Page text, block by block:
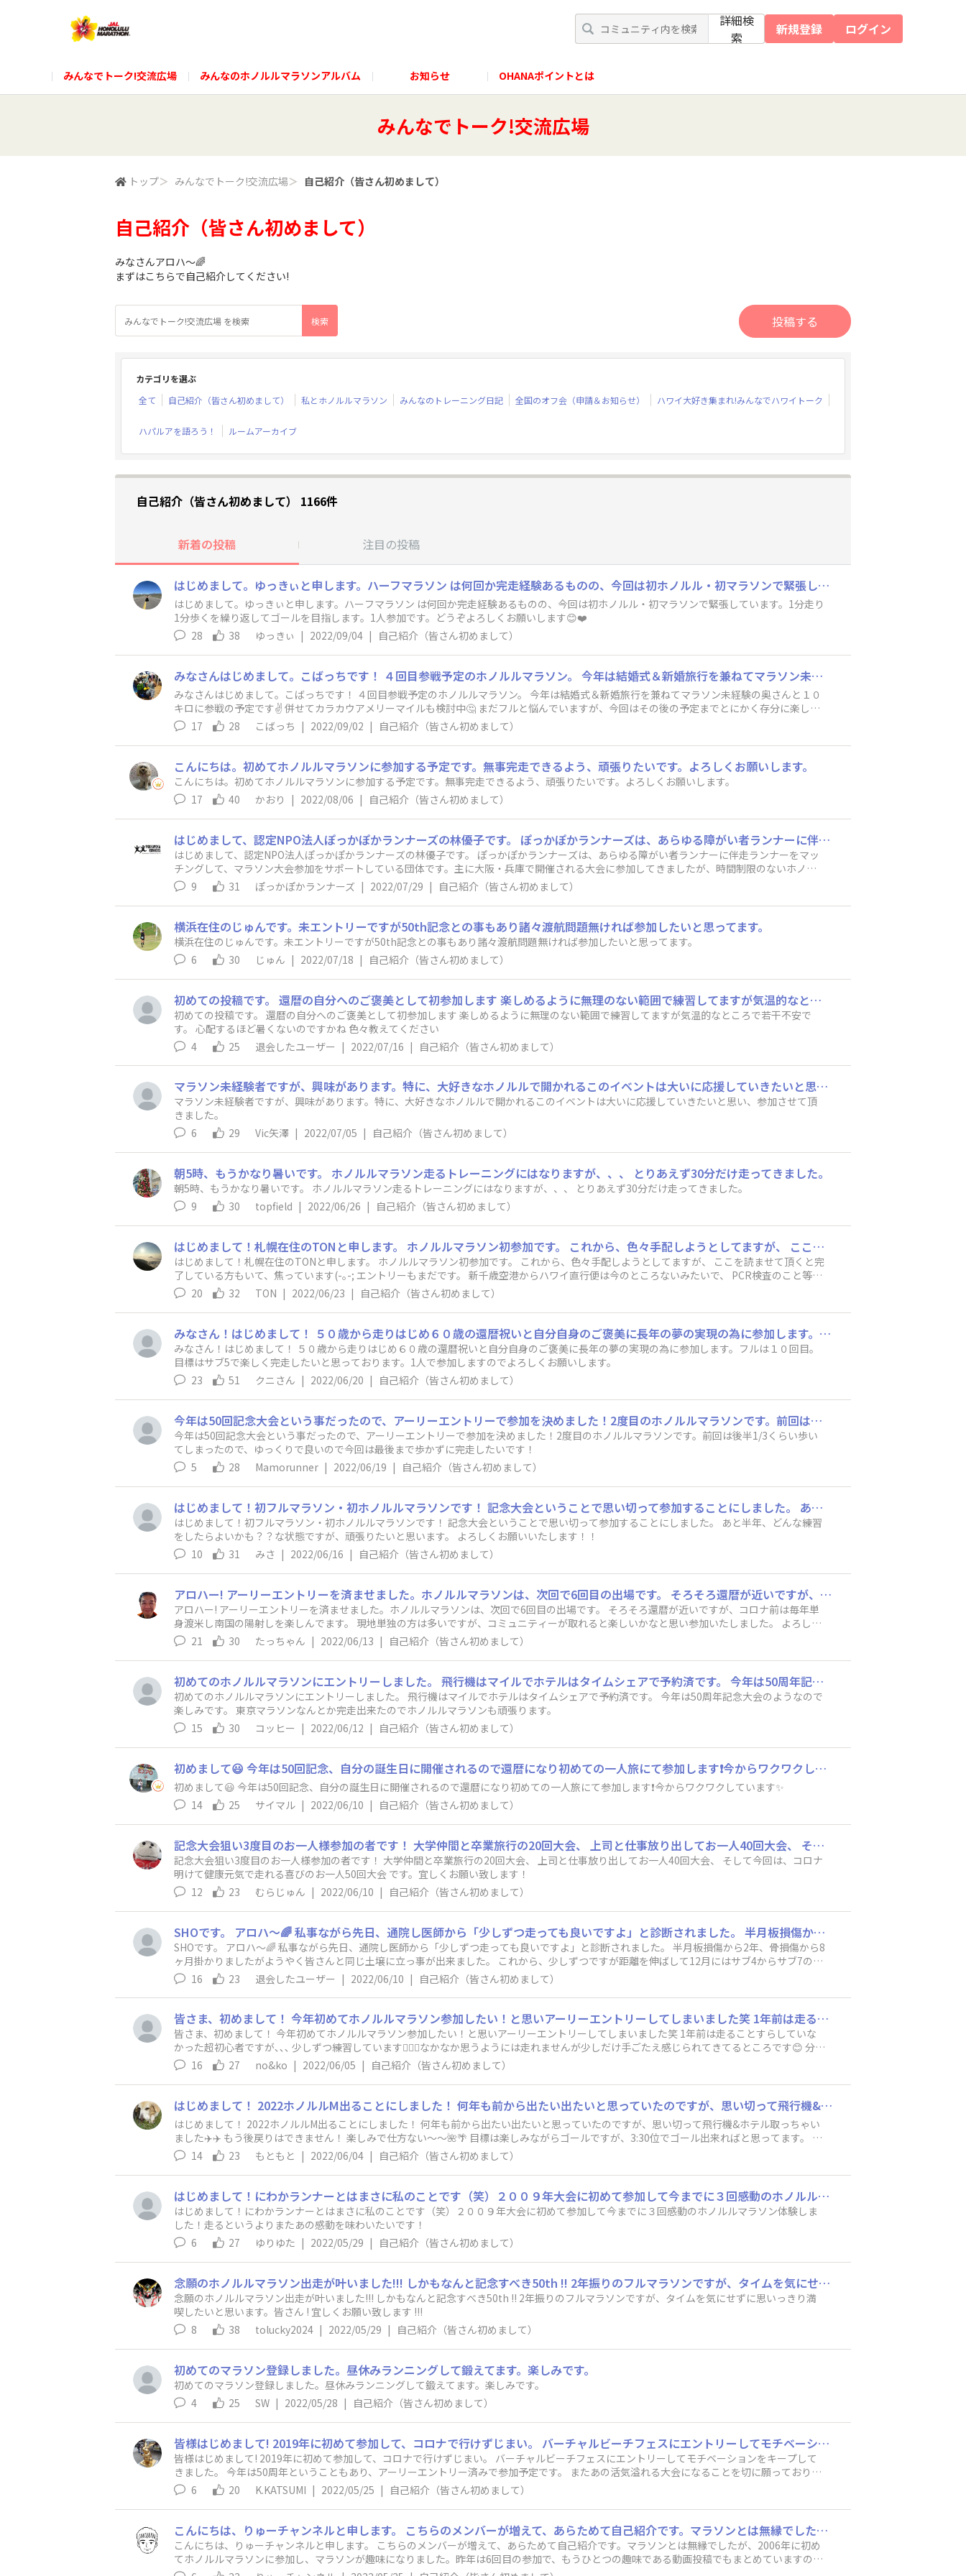
詳細検
索
新規登録 ログイン
みんなでトーク!交流広場 みんなのホノルルマラソンアルバム お知らせ OHANAポイントとは
みんなでトーク!交流広場
トップ＞ みんなでトーク!交流広場＞ 自己紹介（皆さん初めまして）
自己紹介（皆さん初めまして）
みなさんアロハ～🌈
まずはこちらで自己紹介してください!
投稿する
カテゴリを選ぶ
全て
自己紹介（皆さん初めまして） 私とホノルルマラソン みんなのトレーニング日記 全国のオフ会（申請＆お知らせ） ハワイ大好き集まれ!みんなでハワイトーク
ハパルアを語ろう！ ルームアーカイブ
自己紹介（皆さん初めまして） 1166件
新着の投稿 注目の投稿
はじめまして。ゆっきぃと申します。ハーフマラソン は何回か完走経験あるものの、今回は初ホノルル・初マラソンで緊張しています。1分走り1分歩くを繰り返してゴールを目指します。1人参加です。どうぞよろしくお願いします😊❤️
はじめまして。ゆっきぃと申します。ハーフマラソン は何回か完走経験あるものの、今回は初ホノルル・初マラソンで緊張しています。1分走り
1分歩くを繰り返してゴールを目指します。1人参加です。どうぞよろしくお願いします😊❤️
28
38 ゆっきぃ | 2022/09/04 | 自己紹介（皆さん初めまして）
みなさんはじめまして。こばっちです！ ４回目参戦予定のホノルルマラソン。 今年は結婚式＆新婚旅行を兼ねてマラソン未経験の奥さんと１０キロに参戦の予定です✌️ 併せてカラカウアメリーマイルも検討中🤔 まだフルと悩んでいますが、今回はその後の予定までとにかく存分に楽しむために！と思っています。 制限も緩和されてきており、実感が湧いてワクワクしてきました。 こちらにも気まぐれに投稿しようと思います？😅 よろしくお願いします。
みなさんはじめまして。こばっちです！ ４回目参戦予定のホノルルマラソン。 今年は結婚式＆新婚旅行を兼ねてマラソン未経験の奥さんと１０
キロに参戦の予定です✌️ 併せてカラカウアメリーマイルも検討中🤔 まだフルと悩んでいますが、今回はその後の予定までとにかく存分に楽しむ
ために！と思っています。 制限も緩和されてきており、実感が湧いてワクワクしてきました。 こちらにも気まぐれに投稿しようと思います？😅
よろしくお願いします。
17 28 こばっち | 2022/09/02 | 自己紹介（皆さん初めまして）
こんにちは。初めてホノルルマラソンに参加する予定です。無事完走できるよう、頑張りたいです。よろしくお願いします。
こんにちは。初めてホノルルマラソンに参加する予定です。無事完走できるよう、頑張りたいです。よろしくお願いします。
17
40 かおり | 2022/08/06 | 自己紹介（皆さん初めまして）
はじめまして、認定NPO法人ぽっかぽかランナーズの林優子です。 ぽっかぽかランナーズは、あらゆる障がい者ランナーに伴走ランナーをマッチングして、マラソン大会参加をサポートしている団体です。主に大阪・兵庫で開催される大会に参加してきましたが、時間制限のないホノルルマラソンへ参加したいと思い、プロジェクトを立ち上げました。ホノルルマラソンへのあれこれを教えていただけたらと思い、こちらに登録しました。 よろしくお願いたします。
はじめまして、認定NPO法人ぽっかぽかランナーズの林優子です。 ぽっかぽかランナーズは、あらゆる障がい者ランナーに伴走ランナーをマッ
チングして、マラソン大会参加をサポートしている団体です。主に大阪・兵庫で開催される大会に参加してきましたが、時間制限のないホノル
ルマラソンへ参加したいと思い、プロジェクトを立ち上げました。ホノルルマラソンへのあれこれを教えていただけたらと思い、こちらに登録
しました。 よろしくお願いたします。
9 31 ぽっかぽかランナーズ | 2022/07/29 | 自己紹介（皆さん初めまして）
横浜在住のじゅんです。未エントリーですが50th記念との事もあり諸々渡航問題無ければ参加したいと思ってます。
横浜在住のじゅんです。未エントリーですが50th記念との事もあり諸々渡航問題無ければ参加したいと思ってます。
6
30 じゅん | 2022/07/18 | 自己紹介（皆さん初めまして）
初めての投稿です。 還暦の自分へのご褒美として初参加します 楽しめるように無理のない範囲で練習してますが気温的なところで若干不安です。 心配するほど暑くないのですかね 色々教えてください
初めての投稿です。 還暦の自分へのご褒美として初参加します 楽しめるように無理のない範囲で練習してますが気温的なところで若干不安で
す。 心配するほど暑くないのですかね 色々教えてください
4
25 退会したユーザー | 2022/07/16 | 自己紹介（皆さん初めまして）
マラソン未経験者ですが、興味があります。特に、大好きなホノルルで開かれるこのイベントは大いに応援していきたいと思い、参加させて頂きました。
マラソン未経験者ですが、興味があります。特に、大好きなホノルルで開かれるこのイベントは大いに応援していきたいと思い、参加させて頂
きました。
6
29 Vic矢澤 | 2022/07/05 | 自己紹介（皆さん初めまして）
朝5時、もうかなり暑いです。 ホノルルマラソン走るトレーニングにはなりますが、、、 とりあえず30分だけ走ってきました。
朝5時、もうかなり暑いです。 ホノルルマラソン走るトレーニングにはなりますが、、、 とりあえず30分だけ走ってきました。
9
30 topfield | 2022/06/26 | 自己紹介（皆さん初めまして）
はじめまして！札幌在住のTONと申します。 ホノルルマラソン初参加です。 これから、色々手配しようとしてますが、 ここを読ませて頂くと完了している方もいて、焦っています(-｡-; エントリーもまだです。 新千歳空港からハワイ直行便は今のところないみたいで、 PCR検査のこと等考えると大変そう、、。 帯広の友人と2人で、行くぞ！となってますが、 2人とも海外も慣れておらず わからないことだらけですが、ワクワクしています！ 8月の北海道マラソン エントリーしていてギリギリの完走を目指してます。
はじめまして！札幌在住のTONと申します。 ホノルルマラソン初参加です。 これから、色々手配しようとしてますが、 ここを読ませて頂くと完
了している方もいて、焦っています(-｡-; エントリーもまだです。 新千歳空港からハワイ直行便は今のところないみたいで、 PCR検査のこと等考
えると大変そう、、。 帯広の友人と2人で、行くぞ！となってますが、 2人とも海外も慣れておらず わからないことだらけですが、ワクワクして
います！ 8月の北海道マラソン エントリーしていてギリギリの完走を目指してます。
20 32 TON | 2022/06/23 | 自己紹介（皆さん初めまして）
みなさん！はじめまして！ ５０歳から走りはじめ６０歳の還暦祝いと自分自身のご褒美に長年の夢の実現の為に参加します。フルは１０回目。 目標はサブ5で楽しく完走したいと思っております。1人で参加しますのでよろしくお願いします。
みなさん！はじめまして！ ５０歳から走りはじめ６０歳の還暦祝いと自分自身のご褒美に長年の夢の実現の為に参加します。フルは１０回目。
目標はサブ5で楽しく完走したいと思っております。1人で参加しますのでよろしくお願いします。
23
51 クニさん | 2022/06/20 | 自己紹介（皆さん初めまして）
今年は50回記念大会という事だったので、アーリーエントリーで参加を決めました！2度目のホノルルマラソンです。前回は後半1/3くらい歩いてしまったので、ゆっくりで良いので今回は最後まで歩かずに完走したいです！
今年は50回記念大会という事だったので、アーリーエントリーで参加を決めました！2度目のホノルルマラソンです。前回は後半1/3くらい歩い
てしまったので、ゆっくりで良いので今回は最後まで歩かずに完走したいです！
5
28 Mamorunner | 2022/06/19 | 自己紹介（皆さん初めまして）
はじめまして！初フルマラソン・初ホノルルマラソンです！ 記念大会ということで思い切って参加することにしました。 あと半年、どんな練習をしたらよいかも？？な状態ですが、頑張りたいと思います。 よろしくお願いいたします！！
はじめまして！初フルマラソン・初ホノルルマラソンです！ 記念大会ということで思い切って参加することにしました。 あと半年、どんな練習
をしたらよいかも？？な状態ですが、頑張りたいと思います。 よろしくお願いいたします！！
10
31 みさ | 2022/06/16 | 自己紹介（皆さん初めまして）
アロハー! アーリーエントリーを済ませました。ホノルルマラソンは、次回で6回目の出場です。 そろそろ還暦が近いですが、コロナ前は毎年単身渡米し南国の陽射しを楽しんでます。 現地単独の方は多いですが、コミュニティーが取れると楽しいかなと思い参加いたしました。 よろしくおねがいします。
アロハー! アーリーエントリーを済ませました。ホノルルマラソンは、次回で6回目の出場です。 そろそろ還暦が近いですが、コロナ前は毎年単
身渡米し南国の陽射しを楽しんでます。 現地単独の方は多いですが、コミュニティーが取れると楽しいかなと思い参加いたしました。 よろしく
おねがいします。
21 30 たっちゃん | 2022/06/13 | 自己紹介（皆さん初めまして）
初めてのホノルルマラソンにエントリーしました。 飛行機はマイルでホテルはタイムシェアで予約済です。 今年は50周年記念大会のようなので楽しみです。 東京マラソンなんとか完走出来たのでホノルルマラソンも頑張ります。
初めてのホノルルマラソンにエントリーしました。 飛行機はマイルでホテルはタイムシェアで予約済です。 今年は50周年記念大会のようなので
楽しみです。 東京マラソンなんとか完走出来たのでホノルルマラソンも頑張ります。
15
30 コッヒー | 2022/06/12 | 自己紹介（皆さん初めまして）
初めまして😃 今年は50回記念、自分の誕生日に開催されるので還暦になり初めての一人旅にて参加します❗今からワクワクしています✨
初めまして😃 今年は50回記念、自分の誕生日に開催されるので還暦になり初めての一人旅にて参加します❗今からワクワクしています✨
14
25 サイマル | 2022/06/10 | 自己紹介（皆さん初めまして）
記念大会狙い3度目のお一人様参加の者です！ 大学仲間と卒業旅行の20回大会、 上司と仕事放り出してお一人40回大会、 そして今回は、コロナ明けて健康元気で走れる喜びのお一人50回大会 です。宜しくお願い致します！
記念大会狙い3度目のお一人様参加の者です！ 大学仲間と卒業旅行の20回大会、 上司と仕事放り出してお一人40回大会、 そして今回は、コロナ
明けて健康元気で走れる喜びのお一人50回大会 です。宜しくお願い致します！
12
23 むらじゅん | 2022/06/10 | 自己紹介（皆さん初めまして）
SHOです。 アロハ〜🌈 私事ながら先日、通院し医師から「少しずつ走っても良いですよ」と診断されました。 半月板損傷から2年、骨損傷から8ヶ月掛かりましたがようやく皆さんと同じ土壌に立っ事が出来ました。 これから、少しずつですが距離を伸ばして12月にはサブ4からサブ7の間でゴール出来るよう精進したいと思います。 ホノルルマラソン楽しみです。
SHOです。 アロハ〜🌈 私事ながら先日、通院し医師から「少しずつ走っても良いですよ」と診断されました。 半月板損傷から2年、骨損傷から8
ヶ月掛かりましたがようやく皆さんと同じ土壌に立っ事が出来ました。 これから、少しずつですが距離を伸ばして12月にはサブ4からサブ7の間
でゴール出来るよう精進したいと思います。 ホノルルマラソン楽しみです。
16 23 退会したユーザー | 2022/06/10 | 自己紹介（皆さん初めまして）
皆さま、初めまして！ 今年初めてホノルルマラソン参加したい！と思いアーリーエントリーしてしまいました笑 1年前は走ることすらしていなかった超初心者ですが､､､ 少しずつ練習しています🏃🏻‍♀️なかなか思うようには走れませんが少しだけ手ごたえ感じられてきてるところです😊 分からないことだらけなのでとりあえずツアーで行こうと思っていますのでまだまだ準備はこれからです！ ツアーで行かれたことのある方おすすめとかあったらぜひ教えて下さい🙏
皆さま、初めまして！ 今年初めてホノルルマラソン参加したい！と思いアーリーエントリーしてしまいました笑 1年前は走ることすらしていな
かった超初心者ですが､､､ 少しずつ練習しています🏃🏻‍♀️なかなか思うようには走れませんが少しだけ手ごたえ感じられてきてるところです😊 分か
らないことだらけなのでとりあえずツアーで行こうと思っていますのでまだまだ準備はこれからです！ ツアーで行かれたことのある方おすすめ
とかあったらぜひ教えて下さい🙏
16 27 no&ko | 2022/06/05 | 自己紹介（皆さん初めまして）
はじめまして！ 2022ホノルルM出ることにしました！ 何年も前から出たい出たいと思っていたのですが、思い切って飛行機&ホテル取っちゃいました✈️✈️ もう後戻りはできません！ 楽しみで仕方ない〜〜🌺🌴 目標は楽しみながらゴールですが、3:30位でゴール出来ればと思ってます。 よろしくお願いします✨
はじめまして！ 2022ホノルルM出ることにしました！ 何年も前から出たい出たいと思っていたのですが、思い切って飛行機&ホテル取っちゃい
ました✈️✈️ もう後戻りはできません！ 楽しみで仕方ない〜〜🌺🌴 目標は楽しみながらゴールですが、3:30位でゴール出来ればと思ってます。 よ
ろしくお願いします✨
14 23 もともと | 2022/06/04 | 自己紹介（皆さん初めまして）
はじめまして！にわかランナーとはまさに私のことです（笑）２００９年大会に初めて参加して今までに３回感動のホノルルマラソン体験しました！走るというよりまたあの感動を味わいたいです！
はじめまして！にわかランナーとはまさに私のことです（笑）２００９年大会に初めて参加して今までに３回感動のホノルルマラソン体験しま
した！走るというよりまたあの感動を味わいたいです！
6
27 ゆりゆた | 2022/05/29 | 自己紹介（皆さん初めまして）
念願のホノルルマラソン出走が叶いました!!! しかもなんと記念すべき50th !! 2年振りのフルマラソンですが、タイムを気にせずに思いっきり満喫したいと思います。皆さん ! 宜しくお願い致します !!!
念願のホノルルマラソン出走が叶いました!!! しかもなんと記念すべき50th !! 2年振りのフルマラソンですが、タイムを気にせずに思いっきり満
喫したいと思います。皆さん ! 宜しくお願い致します !!!
8
38 tolucky2024 | 2022/05/29 | 自己紹介（皆さん初めまして）
初めてのマラソン登録しました。昼休みランニングして鍛えてます。楽しみです。
初めてのマラソン登録しました。昼休みランニングして鍛えてます。楽しみです。
4
25 SW | 2022/05/28 | 自己紹介（皆さん初めまして）
皆様はじめまして! 2019年に初めて参加して、コロナで行けずじまい。 バーチャルビーチフェスにエントリーしてモチベーションをキープしてきました。 今年は50周年ということもあり、アーリーエントリー済みで参加予定です。 またあの活気溢れる大会になることを切に願っております。
皆様はじめまして! 2019年に初めて参加して、コロナで行けずじまい。 バーチャルビーチフェスにエントリーしてモチベーションをキープして
きました。 今年は50周年ということもあり、アーリーエントリー済みで参加予定です。 またあの活気溢れる大会になることを切に願っておりま
す。6 20 K.KATSUMI | 2022/05/25 | 自己紹介（皆さん初めまして）
こんにちは、りゅーチャンネルと申します。 こちらのメンバーが増えて、あらためて自己紹介です。マラソンとは無縁でしたが、2006年に初めてホノルルマラソンに参加し、マラソンが趣味になりました。昨年は6回目の参加で、もうひとつの趣味である動画投稿でもまとめていますので、ぜひご覧下さい。 今年もエントリー、航空チケット、ホテル、手配済みです！ ハワイ旅行2021 https://www.youtube.com/playlist?list=PLxaqyVbAi9jXjp_lQ1S3H3EHKsOSpfEVZ
こんにちは、りゅーチャンネルと申します。 こちらのメンバーが増えて、あらためて自己紹介です。マラソンとは無縁でしたが、2006年に初め
てホノルルマラソンに参加し、マラソンが趣味になりました。昨年は6回目の参加で、もうひとつの趣味である動画投稿でもまとめていますの
で、ぜひご覧下さい。 今年もエントリー、航空チケット、ホテル、手配済みです！ ハワイ旅行2021 https://www.youtube.com/playlist?list=P